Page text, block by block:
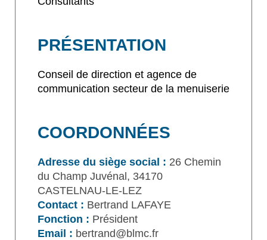
PRÉSENTATION
Conseil de direction et agence de
communication secteur de la menuiserie
COORDONNÉES
Adresse du siège social : 26 Chemin
du Champ Juvénal, 34170
CASTELNAU-LE-LEZ
Contact : Bertrand LAFAYE
Fonction : Président
Email : bertrand@blmc.fr